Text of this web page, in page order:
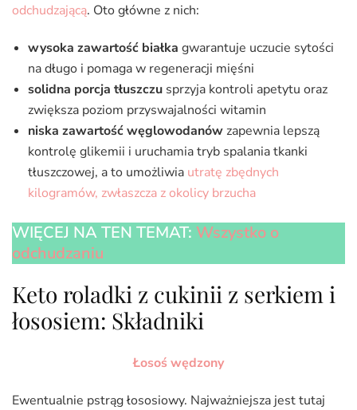
odchudzającą. Oto główne z nich:
wysoka zawartość białka gwarantuje uczucie sytości
na długo i pomaga w regeneracji mięśni
solidna porcja tłuszczu sprzyja kontroli apetytu oraz
zwiększa poziom przyswajalności witamin
niska zawartość węglowodanówzapewnia lepszą
kontrolę glikemii i uruchamia tryb spalania tkanki
tłuszczowej, a to umożliwia utratę zbędnych
kilogramów, zwłaszcza z okolicy brzucha
WIĘCEJ NA TEN TEMAT: Wszystko o
odchudzaniu
Keto roladki z cukinii z serkiem i
łososiem: Składniki
Łosoś wędzony
Ewentualnie pstrąg łososiowy. Najważniejsza jest tutaj